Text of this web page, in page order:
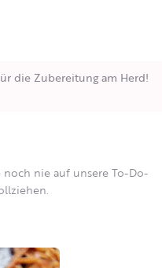
die Zubereitung am Herd!
nie auf unsere To-Do-